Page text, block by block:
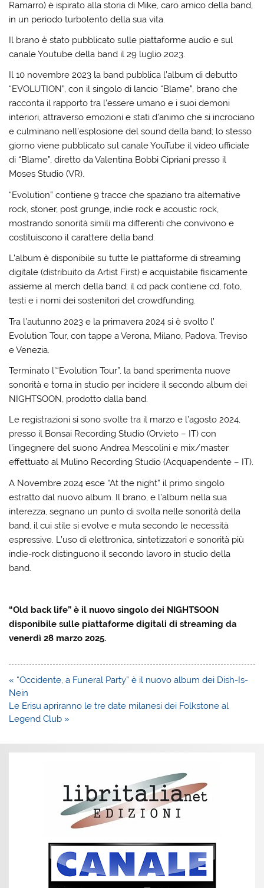
Ramarro) è ispirato alla storia di Mike, caro amico della band,
in un periodo turbolento della sua vita.
Il brano è stato pubblicato sulle piattaforme audio e sul
canale Youtube della band il 29 luglio 2023.
Il 10 novembre 2023 la band pubblica l’album di debutto
“EVOLUTION”, con il singolo di lancio “Blame”, brano che
racconta il rapporto tra l’essere umano e i suoi demoni
interiori, attraverso emozioni e stati d’animo che si incrociano
e culminano nell’esplosione del sound della band; lo stesso
giorno viene pubblicato sul canale YouTube il video ufficiale
di “Blame”, diretto da Valentina Bobbi Cipriani presso il
Moses Studio (VR).
“Evolution” contiene 9 tracce che spaziano tra alternative
rock, stoner, post grunge, indie rock e acoustic rock,
mostrando sonorità simili ma differenti che convivono e
costituiscono il carattere della band.
L’album è disponibile su tutte le piattaforme di streaming
digitale (distribuito da Artist First) e acquistabile fisicamente
assieme al merch della band; il cd pack contiene cd, foto,
testi e i nomi dei sostenitori del crowdfunding.
Tra l’autunno 2023 e la primavera 2024 si è svolto l’
Evolution Tour, con tappe a Verona, Milano, Padova, Treviso
e Venezia.
Terminato l’“Evolution Tour”, la band sperimenta nuove
sonorità e torna in studio per incidere il secondo album dei
NIGHTSOON, prodotto dalla band.
Le registrazioni si sono svolte tra il marzo e l’agosto 2024,
presso il Bonsai Recording Studio (Orvieto – IT) con
l’ingegnere del suono Andrea Mescolini e mix/master
effettuato al Mulino Recording Studio (Acquapendente – IT).
A Novembre 2024 esce “At the night” il primo singolo
estratto dal nuovo album. Il brano, e l’album nella sua
interezza, segnano un punto di svolta nelle sonorità della
band, il cui stile si evolve e muta secondo le necessità
espressive. L’uso di elettronica, sintetizzatori e sonorità più
indie-rock distinguono il secondo lavoro in studio della
band.
“Old back life” è il nuovo singolo dei NIGHTSOON
disponibile sulle piattaforme digitali di streaming da
venerdì 28 marzo 2025.
Navigazione
articoli
« “Occidente, a Funeral Party” è il nuovo album dei Dish-Is-
Nein
Le Erisu apriranno le tre date milanesi dei Folkstone al
Legend Club »